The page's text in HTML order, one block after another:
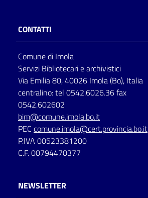
lettura
Seguici
su
CONTATTI
Comune di Imola
Servizi Bibliotecari e archivistici
Via Emilia 80, 40026 Imola (Bo), Italia
centralino: tel 0542.6026.36 fax
0542.602602
bim@comune.imola.bo.it
PEC comune.imola@cert.provincia.bo.it
P.IVA 00523381200
C.F. 00794470377
NEWSLETTER